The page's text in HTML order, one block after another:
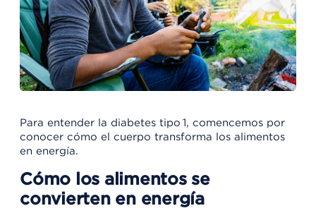
Para entender la diabetes tipo 1, comencemos por
conocer cómo el cuerpo transforma los alimentos
en energía.
Cómo los alimentos se
convierten en energía